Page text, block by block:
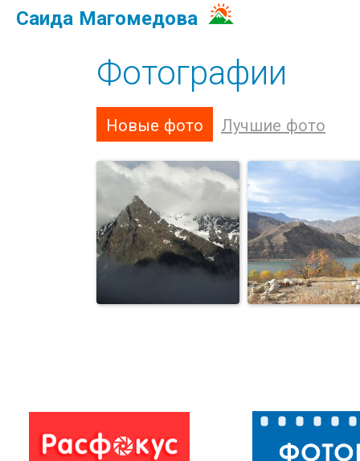
Саида Магомедова
Фотографии
Новые фото Лучшие фото
Фото природы Пейзажи